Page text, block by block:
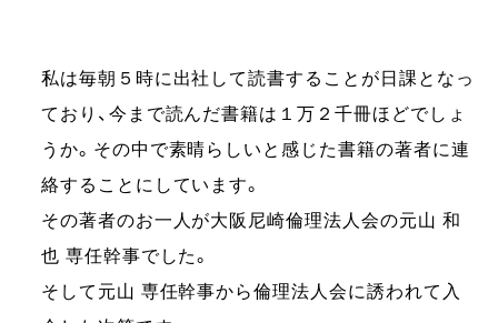
私は毎朝５時に出社して読書することが日課となっ
ており、今まで読んだ書籍は１万２千冊ほどでしょ
うか。その中で素晴らしいと感じた書籍の著者に連
絡することにしています。
その著者のお一人が大阪尼崎倫理法人会の元山 和
也 専任幹事でした。
そして元山 専任幹事から倫理法人会に誘われて入